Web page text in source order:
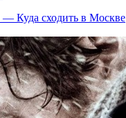
Куда сходить в Москве